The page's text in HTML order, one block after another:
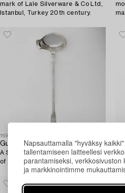
Napsauttamalla "hyväksy
tallentamiseen laitteellesi
parantamiseksi, verkkosivuston
ja markkinointimme
mark of Lale Silverware & Co Ltd,
Istanbul, Turkey 20th century.
1698627
Gustaf Theodor Folcker
A Swedish silver soup ladle, mark
of Gustaf Theodor Folcker,
Stockholm 1855.